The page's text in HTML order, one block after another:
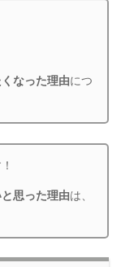
なった理由につ
思った理由は、